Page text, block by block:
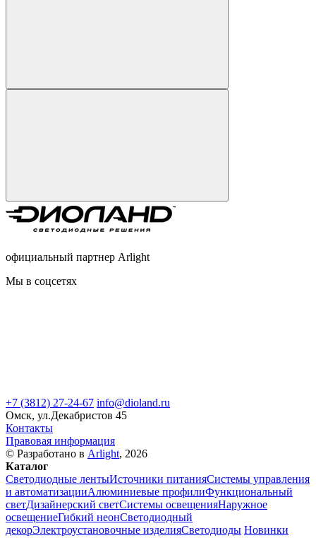
официальный партнер Arlight
Мы в соцсетях
+7 (3812) 27-24-67 info@dioland.ru
Омск, ул.Декабристов 45
Контакты
Правовая информация
© Разработано в Arlight, 2026
Каталог
Светодиодные лентыИсточники питанияСистемы управления
и автоматизацииАлюминиевые профилиФункциональный
светДизайнерский светСистемы освещенияНаружное
освещениеГибкий неонСветодиодный
декорЭлектроустановочные изделияСветодиоды Новинки